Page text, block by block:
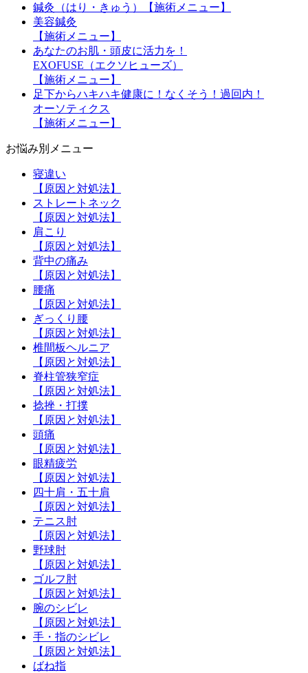
鍼灸（はり・きゅう）【施術メニュー】
美容鍼灸
【施術メニュー】
あなたのお肌・頭皮に活力を！
EXOFUSE（エクソヒューズ）
【施術メニュー】
足下からハキハキ健康に！なくそう！過回内！
オーソティクス
【施術メニュー】
お悩み別メニュー
寝違い
【原因と対処法】
ストレートネック
【原因と対処法】
肩こり
【原因と対処法】
背中の痛み
【原因と対処法】
腰痛
【原因と対処法】
ぎっくり腰
【原因と対処法】
椎間板ヘルニア
【原因と対処法】
脊柱管狭窄症
【原因と対処法】
捻挫・打撲
【原因と対処法】
頭痛
【原因と対処法】
眼精疲労
【原因と対処法】
四十肩・五十肩
【原因と対処法】
テニス肘
【原因と対処法】
野球肘
【原因と対処法】
ゴルフ肘
【原因と対処法】
腕のシビレ
【原因と対処法】
手・指のシビレ
【原因と対処法】
ばね指